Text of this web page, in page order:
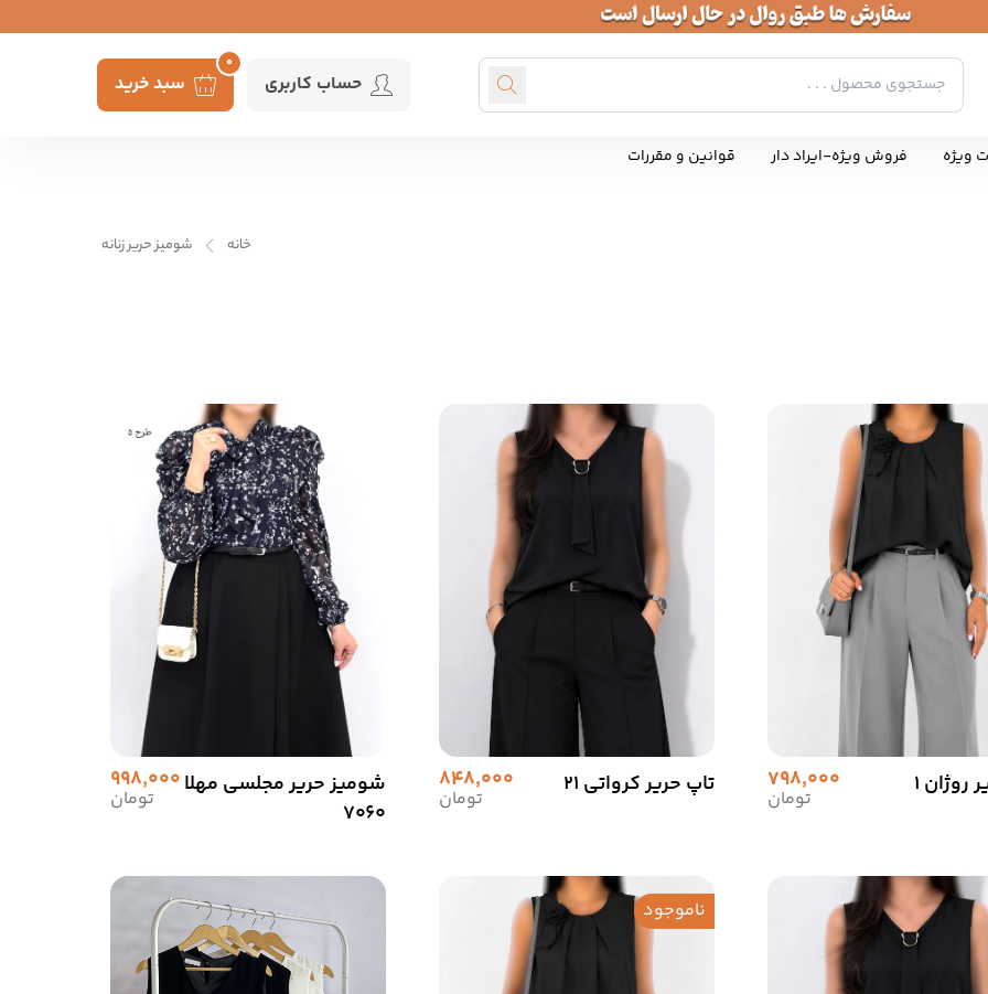
حساب کاربری سبد خرید
0
ویژه فروش ویژه-ایراد دار قوانین و مقررات
خانه شومیز حریر زنانه
روژان 1 798,000
تومان تاپ حریر کرواتی 21 848,000
تومان
شومیز حریر مجلسی مهلا
7060
998,000
تومان
ناموجود